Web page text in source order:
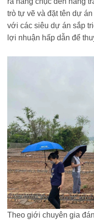
trò tự vẽ và đặt tên dự
với các siêu dự án sắp
lợi nhuận hấp dẫn để
Theo giới chuyên gia